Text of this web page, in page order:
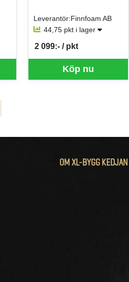
Leverantör:Finnfoam AB
44,75 pkt i lager
Köp nu
2 099:- / pkt
SEK per PKT
OM XL-BYGG KEDJAN